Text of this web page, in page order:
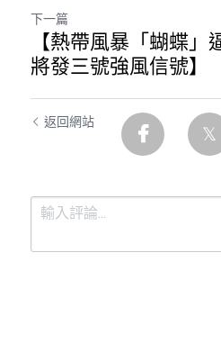
下一篇
【熱帶風暴「蝴蝶
將發三號強風信號】
返回網站